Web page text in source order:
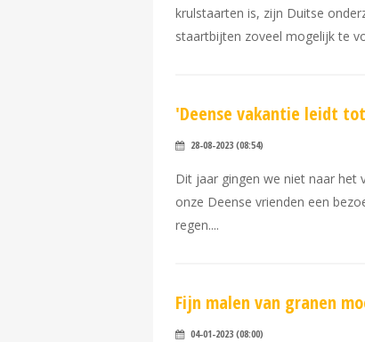
krulstaarten is, zijn Duitse
staartbijten zoveel mogelijk te
'Deense vakantie leidt
28-08-2023 (08:54)
Dit jaar gingen we niet naar het
onze Deense vrienden een
regen.
Fijn malen van granen
04-01-2023 (08:00)